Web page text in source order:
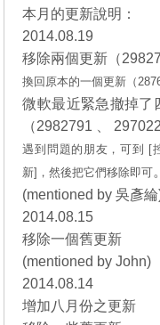
本月的更新說明：
2014.08.19
移除兩個更新（
換回原本的一個更新（
微軟最近緊急撤掉了
（2982791 、
遇到問題的朋友，可到 [
新]，然後把它們移除即可。
(mentioned by 吳彥綸
2014.08.15
移除一個舊更新
(mentioned by John)
2014.08.14
增加八月份之更新